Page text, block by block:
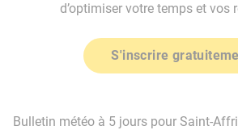
d’optimiser votre temps et vos
S'inscrire
Bulletin météo à 5 jours pour Saint-